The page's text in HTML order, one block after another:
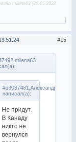
milena63 (26.06.2022
15
#p3037481,Александра
написал(а):
Не придут.
В Канаду
никто не
вернулся